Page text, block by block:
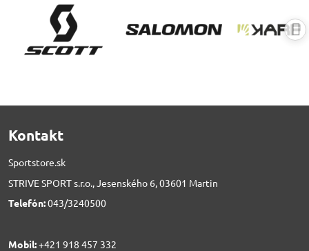
Kontakt
Sportstore.sk
STRIVE SPORT s.r.o., Jesenského 6, 03601 Martin
Telefón:043/3240500
Mobil:+421 918 457 332